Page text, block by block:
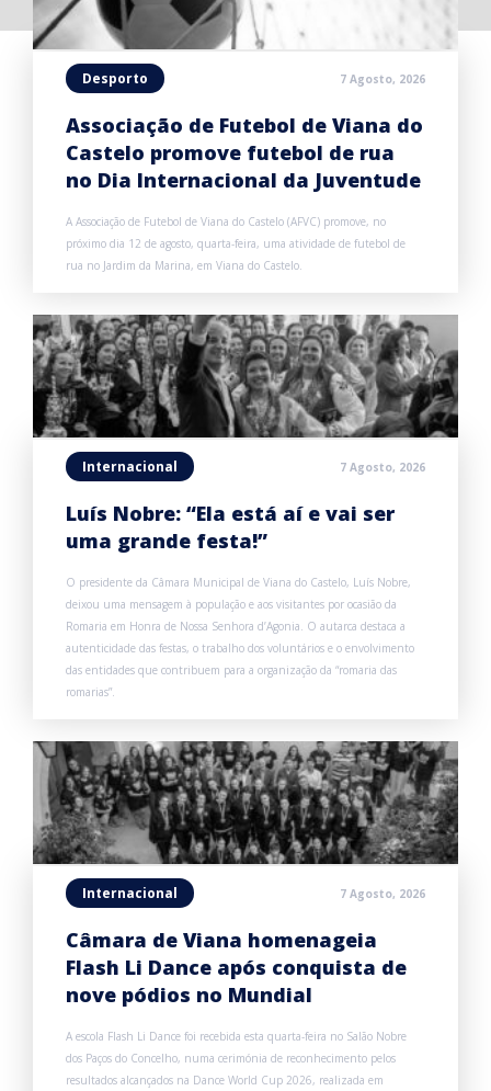
Desporto 7 Agosto, 2026
Associação de Futebol de Viana do
Castelo promove futebol de rua
no Dia Internacional da Juventude
A Associação de Futebol de Viana do Castelo (AFVC) promove, no
próximo dia 12 de agosto, quarta-feira, uma atividade de futebol de
rua no Jardim da Marina, em Viana do Castelo.
Internacional 7 Agosto, 2026
Luís Nobre: “Ela está aí e vai ser
uma grande festa!”
O presidente da Câmara Municipal de Viana do Castelo, Luís Nobre,
deixou uma mensagem à população e aos visitantes por ocasião da
Romaria em Honra de Nossa Senhora d’Agonia. O autarca destaca a
autenticidade das festas, o trabalho dos voluntários e o envolvimento
das entidades que contribuem para a organização da “romaria das
romarias”.
Internacional 7 Agosto, 2026
Câmara de Viana homenageia
Flash Li Dance após conquista de
nove pódios no Mundial
A escola Flash Li Dance foi recebida esta quarta-feira no Salão Nobre
dos Paços do Concelho, numa cerimónia de reconhecimento pelos
resultados alcançados na Dance World Cup 2026, realizada em